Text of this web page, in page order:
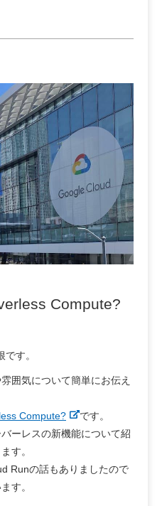
Compute?
す。
囲気について簡単にお伝え
Compute?
です。
ーレスの新機能について紹
す。
Runの話もありましたので
す。